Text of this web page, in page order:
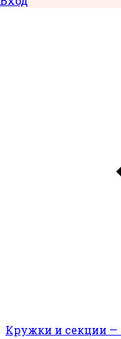
Кружки и секции